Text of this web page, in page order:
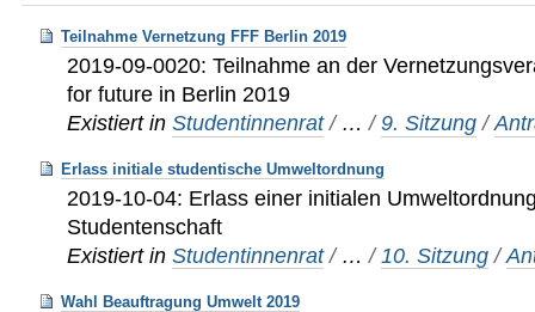
Teilnahme Vernetzung FFF Berlin 2019
2019-09-0020: Teilnahme an der
for future in Berlin 2019
Existiert in Studentinnenrat / …/9. Sitzung /
Erlass initiale studentische Umweltordnung
2019-10-04: Erlass einer initialen
Studentenschaft
Existiert in Studentinnenrat / …/10. Sitzung /
Wahl Beauftragung Umwelt 2019